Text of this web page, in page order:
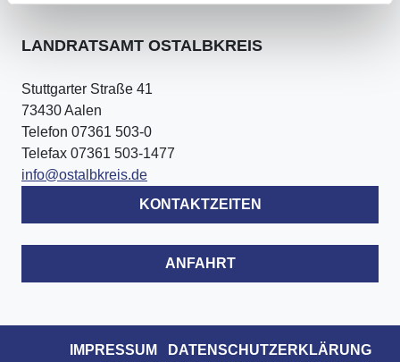
LANDRATSAMT OSTALBKREIS
Stuttgarter Straße 41
73430 Aalen
Telefon 07361 503-0
Telefax 07361 503-1477
info@ostalbkreis.de
KONTAKTZEITEN
ANFAHRT
IMPRESSUM
DATENSCHUTZERKLÄRUNG